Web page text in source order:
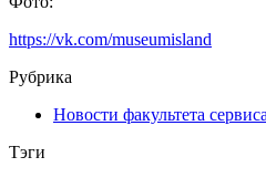
https://vk.com/museumisland
Рубрика
Новости факультета
Тэги